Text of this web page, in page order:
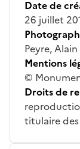
Date de
26 juillet
Peyre, Alain
Mentions
©
Droits de
titulaire